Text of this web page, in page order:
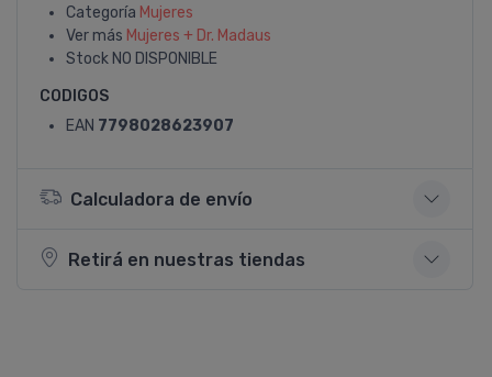
Categoría Mujeres
Ver más Mujeres + Dr. Madaus
Stock NO DISPONIBLE
CODIGOS
EAN 7798028623907
Calculadora de envío
Retirá en nuestras tiendas